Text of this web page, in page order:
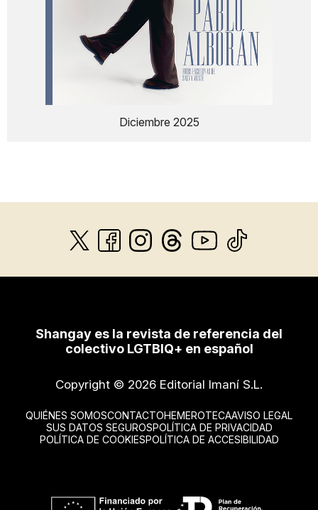
Diciembre 2025
Shangay es la revista de referencia del
colectivo LGTBIQ+ en español
Copyright © 2026 Editorial Imaní S.L.
QUIÉNES SOMOSCONTACTOHEMEROTECAAVISO LEGAL
SUS DATOS SEGUROSPOLÍTICA DE PRIVACIDAD
POLÍTICA DE COOKIESPOLÍTICA DE ACCESIBILIDAD